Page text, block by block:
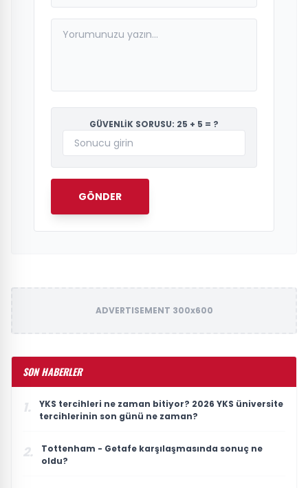
GÜVENLİK SORUSU: 25 + 5 = ?
GÖNDER
ADVERTISEMENT 300x600
SON HABERLER
1.
YKS tercihleri ne zaman bitiyor? 2026 YKS üniversite
tercihlerinin son günü ne zaman?
2.
Tottenham - Getafe karşılaşmasında sonuç ne
oldu?